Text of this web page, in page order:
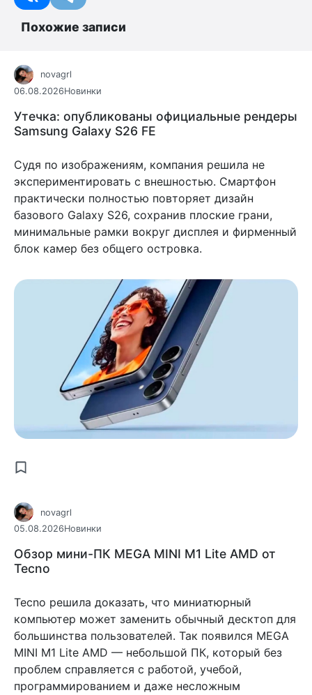
Похожие записи
novagrl
06.08.2026Новинки
Утечка: опубликованы официальные рендеры
Samsung Galaxy S26 FE
Судя по изображениям, компания решила не
экспериментировать с внешностью. Смартфон
практически полностью повторяет дизайн
базового Galaxy S26, сохранив плоские грани,
минимальные рамки вокруг дисплея и фирменный
блок камер без общего островка.
novagrl
05.08.2026Новинки
Обзор мини-ПК MEGA MINI M1 Lite AMD от
Tecno
Tecno решила доказать, что миниатюрный
компьютер может заменить обычный десктоп для
большинства пользователей. Так появился MEGA
MINI M1 Lite AMD — небольшой ПК, который без
проблем справляется с работой, учебой,
программированием и даже несложным